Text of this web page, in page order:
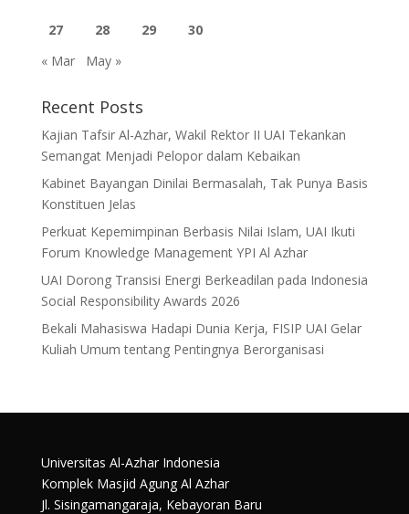
27 28 29
30
« Mar
May »
Recent Posts
Kajian Tafsir Al-Azhar, Wakil Rektor II UAI Tekankan
Semangat Menjadi Pelopor dalam Kebaikan
Kabinet Bayangan Dinilai Bermasalah, Tak Punya Basis
Konstituen Jelas
Perkuat Kepemimpinan Berbasis Nilai Islam, UAI Ikuti
Forum Knowledge Management YPI Al Azhar
UAI Dorong Transisi Energi Berkeadilan pada Indonesia
Social Responsibility Awards 2026
Bekali Mahasiswa Hadapi Dunia Kerja, FISIP UAI Gelar
Kuliah Umum tentang Pentingnya Berorganisasi
Universitas Al-Azhar Indonesia
Komplek Masjid Agung Al Azhar
Jl. Sisingamangaraja, Kebayoran Baru